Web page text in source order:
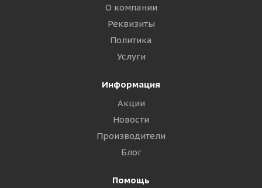
О компании
Реквизиты
Политика
Услуги
Информация
Акции
Новости
Производители
Блог
Помощь